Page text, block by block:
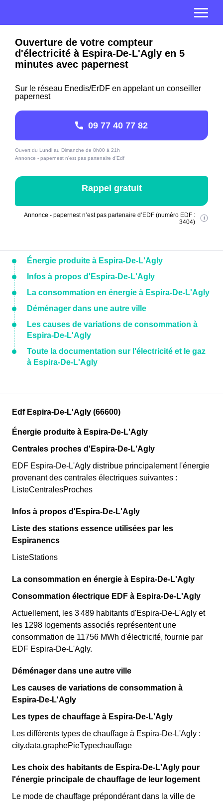
Ouverture de votre compteur
d'électricité à Espira-De-L'Agly en 5
minutes avec papernest
Sur le réseau Enedis/ErDF en appelant un conseiller
papernest
09 77 40 77 82
Ouvert du Lundi au Dimanche de 8h00 à 21h
Annonce - papernest n'est pas partenaire d'Edf
Rappel gratuit
Annonce - papernest n’est pas partenaire d’EDF (numéro EDF :
3404)
Énergie produite à Espira-De-L'Agly
Infos à propos d'Espira-De-L'Agly
La consommation en énergie à Espira-De-L'Agly
Déménager dans une autre ville
Les causes de variations de consommation à
Espira-De-L'Agly
Toute la documentation sur l'électricité et le gaz
à Espira-De-L'Agly
Edf Espira-De-L'Agly (66600)
Énergie produite à Espira-De-L'Agly
Centrales proches d'Espira-De-L'Agly
EDF Espira-De-L'Agly distribue principalement l'énergie
provenant des centrales électriques suivantes :
ListeCentralesProches
Infos à propos d'Espira-De-L'Agly
Liste des stations essence utilisées par les
Espiranencs
ListeStations
La consommation en énergie à Espira-De-L'Agly
Consommation électrique EDF à Espira-De-L'Agly
Actuellement, les 3 489 habitants d'Espira-De-L'Agly et
les 1298 logements associés représentent une
consommation de 11756 MWh d'électricité, fournie par
EDF Espira-De-L'Agly.
Déménager dans une autre ville
Les causes de variations de consommation à
Espira-De-L'Agly
Les types de chauffage à Espira-De-L'Agly
Les différents types de chauffage à Espira-De-L'Agly :
city.data.graphePieTypechauffage
Les choix des habitants de Espira-De-L'Agly pour
l'énergie principale de chauffage de leur logement
Le mode de chauffage prépondérant dans la ville de